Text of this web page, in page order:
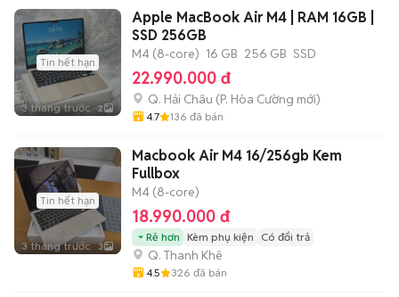
Tin hết hạn
3 tháng trước 2
Apple MacBook Air M4 | RAM 16GB |
SSD 256GB
M4 (8-core) 16 GB 256 GB SSD
22.990.000 đ
Q. Hải Châu (P. Hòa Cường mới)
4.7 136 đã bán
Tin hết hạn
3 tháng trước 3
Macbook Air M4 16/256gb Kem
Fullbox
M4 (8-core)
18.990.000 đ
Rẻ hơn Kèm phụ kiện Có đổi trả
Q. Thanh Khê
4.5 326 đã bán